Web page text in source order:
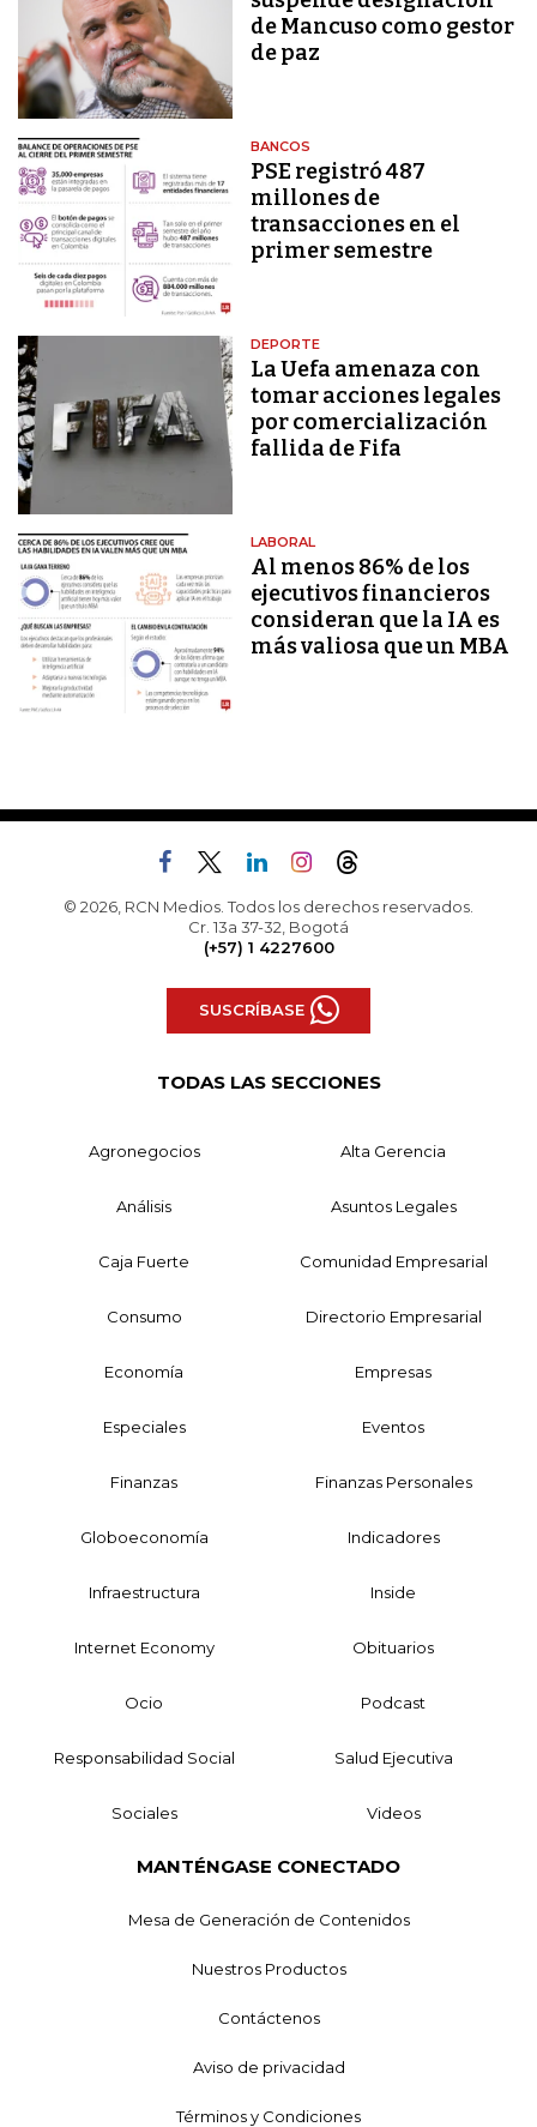
de Mancuso como gestor
de paz
BANCOS
PSE registró 487
millones de
transacciones en el
primer semestre
DEPORTE
La Uefa amenaza con
tomar acciones legales
por comercialización
fallida de Fifa
LABORAL
Al menos 86% de los
ejecutivos financieros
consideran que la IA es
más valiosa que un MBA
© 2026, RCN Medios. Todos los derechos reservados.
Cr. 13a 37-32, Bogotá
(+57) 1 4227600
SUSCRÍBASE
TODAS LAS SECCIONES
Agronegocios Alta Gerencia
Análisis Asuntos Legales
Caja Fuerte Comunidad Empresarial
Consumo Directorio Empresarial
Economía Empresas
Especiales Eventos
Finanzas Finanzas Personales
Globoeconomía Indicadores
Infraestructura Inside
Internet Economy Obituarios
Ocio Podcast
Responsabilidad Social Salud Ejecutiva
Sociales Videos
MANTÉNGASE CONECTADO
Mesa de Generación de Contenidos
Nuestros Productos
Contáctenos
Aviso de privacidad
Términos y Condiciones